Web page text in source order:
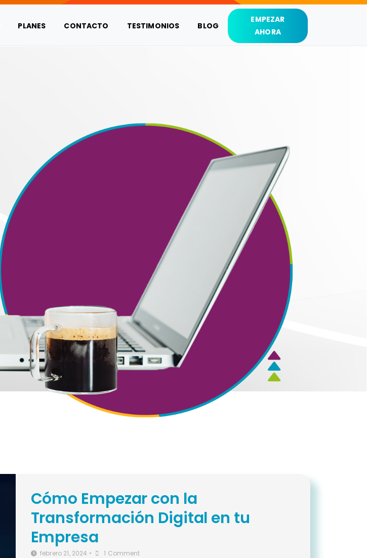
PLANES CONTACTO TESTIMONIOS BLOG
EMPEZAR
AHORA
Cómo Empezar con la
Transformación Digital en tu
Empresa
febrero 21, 2024 • 1 Comment